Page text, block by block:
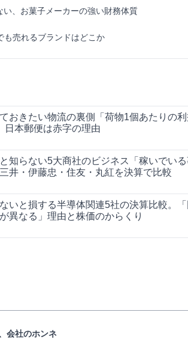
い、お菓子メーカーの強い財務体質
も売れるブランドはどこか
おきたい物流の裏側「荷物1個あたりの
日本郵便は赤字の理由
知らない5大商社のビジネス「稼いでい
井・伊藤忠・住友・丸紅を決算で比較
いと損する半導体関連5社の決算比較。
異なる」理由と株価のからくり
会社のホンネ